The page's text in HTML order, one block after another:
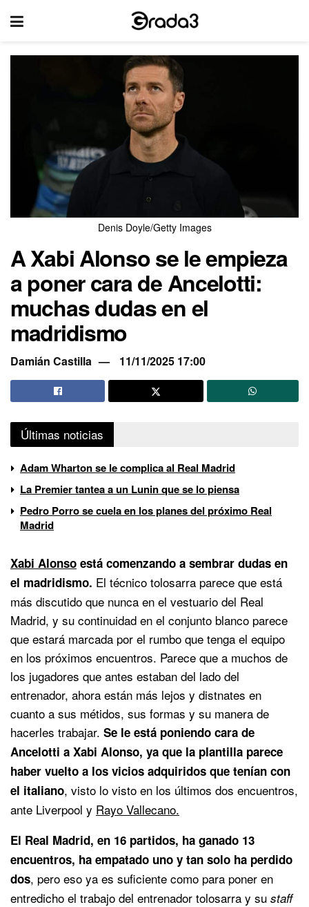
Denis Doyle/Getty Images
A Xabi Alonso se le empieza
a poner cara de Ancelotti:
muchas dudas en el
madridismo
Damián Castilla 11/11/2025 17:00
Últimas noticias
Adam Wharton se le complica al Real Madrid
La Premier tantea a un Lunin que se lo piensa
Pedro Porro se cuela en los planes del próximo Real
Madrid
Xabi Alonso está comenzando a sembrar dudas en
el madridismo. El técnico tolosarra parece que está
más discutido que nunca en el vestuario del Real
Madrid, y su continuidad en el conjunto blanco parece
que estará marcada por el rumbo que tenga el equipo
en los próximos encuentros. Parece que a muchos de
los jugadores que antes estaban del lado del
entrenador, ahora están más lejos y distnates en
cuanto a sus métidos, sus formas y su manera de
hacerles trabajar. Se le está poniendo cara de
Ancelotti a Xabi Alonso, ya que la plantilla parece
haber vuelto a los vicios adquiridos que tenían con
el italiano, visto lo visto en los últimos dos encuentros,
ante Liverpool y Rayo Vallecano.
El Real Madrid, en 16 partidos, ha ganado 13
encuentros, ha empatado uno y tan solo ha perdido
dos, pero eso ya es suficiente como para poner en
entredicho el trabajo del entrenador tolosarra y su staff